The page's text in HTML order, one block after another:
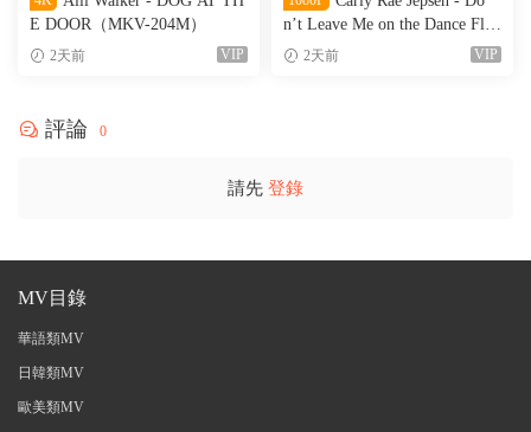
E DOOR（MKV-204M）
2天前 VIP
n’t Leave Me on the Dance Floo
r（WEB-151M）
2天前 VIP
評論 0
請先 登錄
MV目錄
華語類MV
日韓類MV
歐美類MV